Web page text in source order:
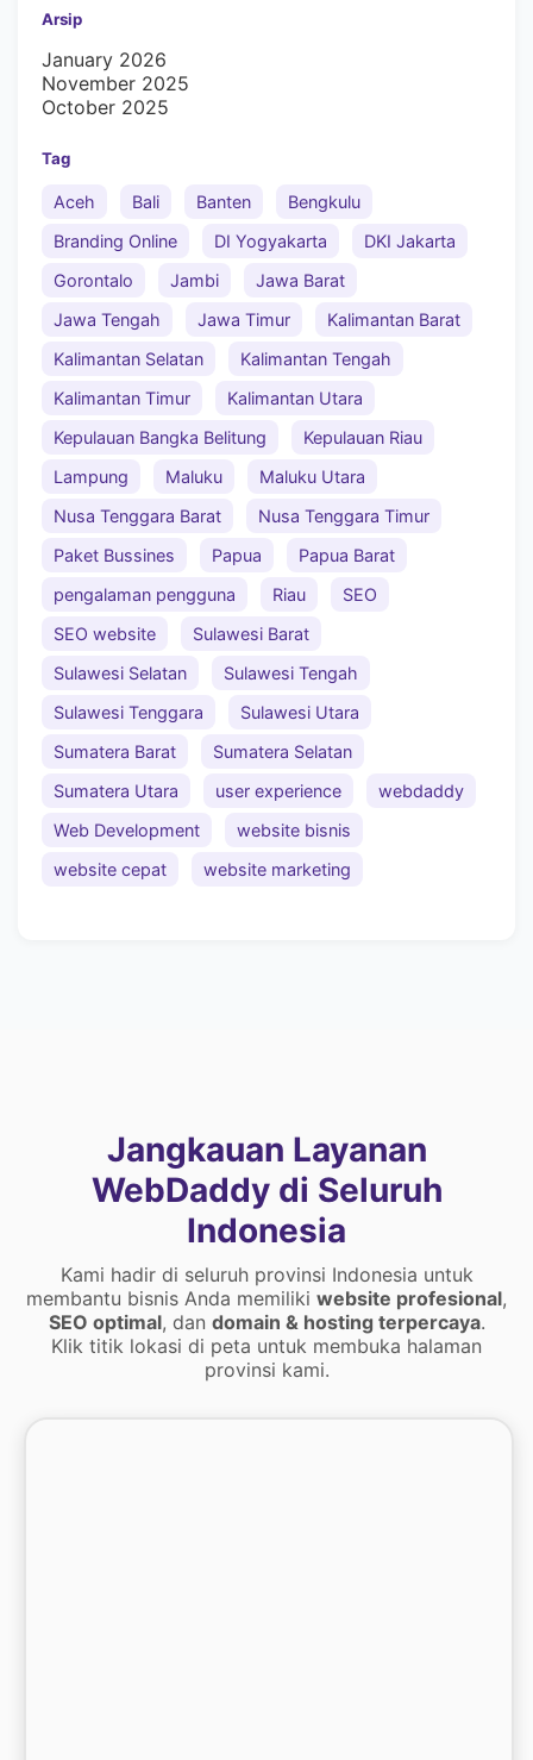
Arsip
January 2026
November 2025
October 2025
Tag
Aceh Bali Banten
Bengkulu
Branding Online
DI Yogyakarta
DKI Jakarta
Gorontalo
Jambi
Jawa Barat
Jawa Tengah
Jawa Timur
Kalimantan Barat
Kalimantan Selatan
Kalimantan Tengah
Kalimantan Timur
Kalimantan Utara
Kepulauan Bangka Belitung
Kepulauan Riau
Lampung
Maluku
Maluku Utara
Nusa Tenggara Barat
Nusa Tenggara Timur
Paket Bussines
Papua
Papua Barat
pengalaman pengguna
Riau
SEO
SEO website
Sulawesi Barat
Sulawesi Selatan
Sulawesi Tengah
Sulawesi Tenggara
Sulawesi Utara
Sumatera Barat
Sumatera Selatan
Sumatera Utara
user experience
webdaddy
Web Development
website bisnis
website cepat
website marketing
Jangkauan Layanan
WebDaddy di Seluruh
Indonesia
Kami hadir di seluruh provinsi Indonesia untuk
membantu bisnis Anda memiliki website profesional,
SEO optimal, dan domain & hosting terpercaya.
Klik titik lokasi di peta untuk membuka halaman
provinsi kami.